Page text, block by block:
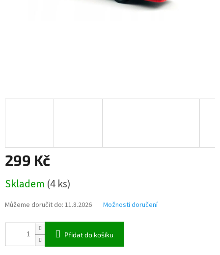
299 Kč
cena:
Skladem (4 ks)
Můžeme doručit do: 11.8.2026 Možnosti doručení
Přidat do košíku